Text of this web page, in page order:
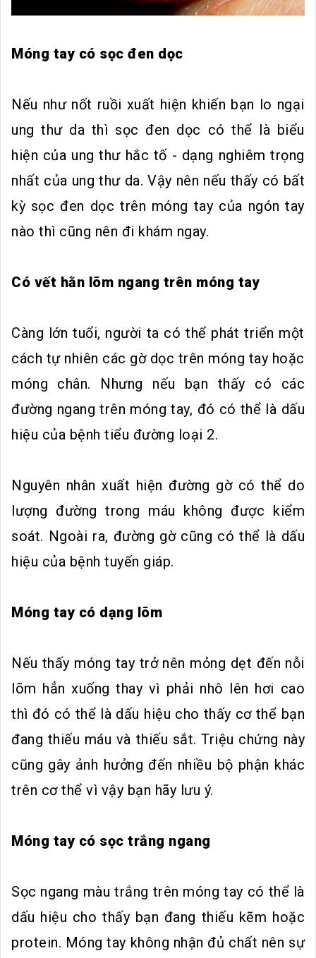
Móng tay có sọc đen dọc
Nếu như nốt ruồi xuất hiện khiến bạn lo ngại
ung thư da thì sọc đen dọc có thể là biểu
hiện của ung thư hắc tố - dạng nghiêm trọng
nhất của ung thư da. Vậy nên nếu thấy có bất
kỳ sọc đen dọc trên móng tay của ngón tay
nào thì cũng nên đi khám ngay.
Có vết hằn lõm ngang trên móng tay
Càng lớn tuổi, người ta có thể phát triển một
cách tự nhiên các gờ dọc trên móng tay hoặc
móng chân. Nhưng nếu bạn thấy có các
đường ngang trên móng tay, đó có thể là dấu
hiệu của bệnh tiểu đường loại 2.
Nguyên nhân xuất hiện đường gờ có thể do
lượng đường trong máu không được kiểm
soát. Ngoài ra, đường gờ cũng có thể là dấu
hiệu của bệnh tuyến giáp.
Móng tay có dạng lõm
Nếu thấy móng tay trở nên mỏng dẹt đến nỗi
lõm hẳn xuống thay vì phải nhô lên hơi cao
thì đó có thể là dấu hiệu cho thấy cơ thể bạn
đang thiếu máu và thiếu sắt. Triệu chứng này
cũng gây ảnh hưởng đến nhiều bộ phận khác
trên cơ thể vì vậy bạn hãy lưu ý.
Móng tay có sọc trắng ngang
Sọc ngang màu trắng trên móng tay có thể là
dấu hiệu cho thấy bạn đang thiếu kẽm hoặc
protein. Móng tay không nhận đủ chất nên sự